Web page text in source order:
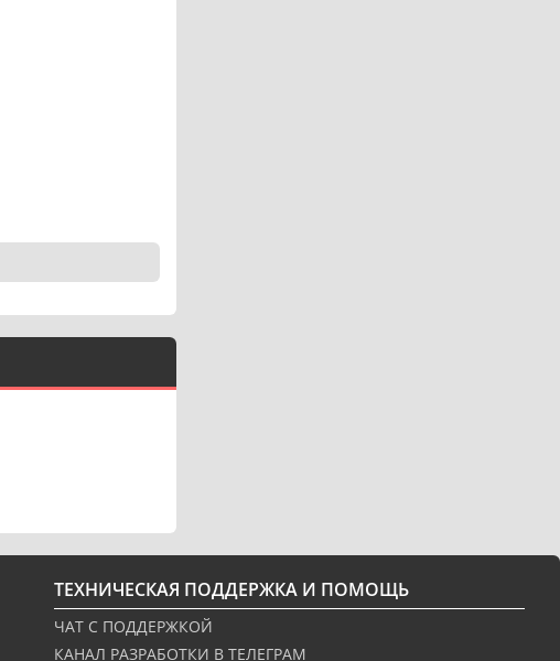
ТЕХНИЧЕСКАЯ ПОДДЕРЖКА И ПОМОЩЬ
ЧАТ С ПОДДЕРЖКОЙ
КАНАЛ РАЗРАБОТКИ В ТЕЛЕГРАМ